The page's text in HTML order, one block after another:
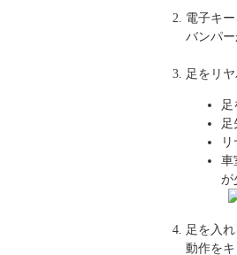
電子キ
バンパ
足をリ
足
足
車
が
足を入
動作を